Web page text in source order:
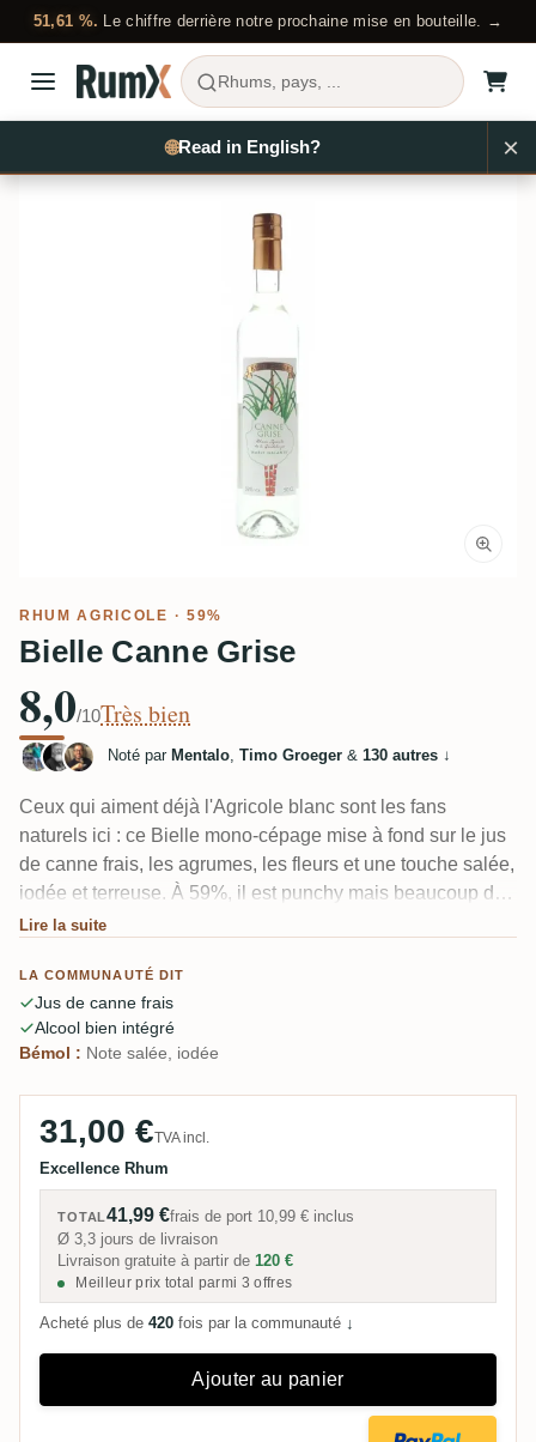
51,61 %. Le chiffre derrière notre prochaine mise en bouteille. →
Rhums, pays, ...
Marie Galante Bielle
RHUM AGRICOLE · 59%
Bielle Canne Grise
8,0/10Très bien
Noté par Mentalo, Timo Groeger & 130 autres ↓
Ceux qui aiment déjà l'Agricole blanc sont les fans
naturels ici : ce Bielle mono-cépage mise à fond sur le jus
de canne frais, les agrumes, les fleurs et une touche salée,
iodée et terreuse. À 59%, il est punchy mais beaucoup de
dégustateurs jurent que l'alcool est bien intégré, le
herbacée, minérale, longue. Quelques-uns le trouvent trop
salé et peu fruité.
Lire la suite
LA COMMUNAUTÉ DIT
Jus de canne frais
Alcool bien intégré
Bémol : Note salée, iodée
31,00 €TVA incl.
Excellence Rhum
TOTAL41,99 €frais de port 10,99 € inclus
Ø 3,3 jours de livraison
Livraison gratuite à partir de 120 €
Meilleur prix total parmi 3 offres
Acheté plus de 420 fois par la communauté ↓
Ajouter au panier
EN